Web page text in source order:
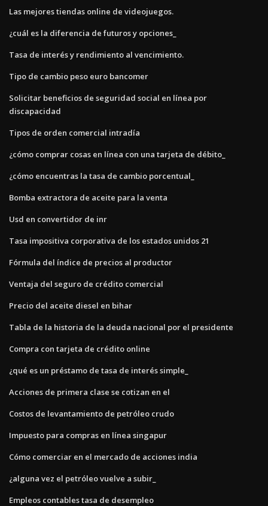
Las mejores tiendas online de videojuegos.
¿cuál es la diferencia de futuros y opciones_
Tasa de interés y rendimiento al vencimiento.
Tipo de cambio peso euro bancomer
Solicitar beneficios de seguridad social en línea por
discapacidad
Tipos de orden comercial intradía
¿cómo comprar cosas en línea con una tarjeta de débito_
¿cómo encuentras la tasa de cambio porcentual_
Bomba extractora de aceite para la venta
Usd en convertidor de inr
Tasa impositiva corporativa de los estados unidos 21
Fórmula del índice de precios al productor
Ventaja del seguro de crédito comercial
Precio del aceite diesel en bihar
Tabla de la historia de la deuda nacional por el presidente
Compra con tarjeta de crédito online
¿qué es un préstamo de tasa de interés simple_
Acciones de primera clase se cotizan en el
Costos de levantamiento de petróleo crudo
Impuesto para compras en línea singapur
Cómo comerciar en el mercado de acciones india
¿alguna vez el petróleo vuelve a subir_
Empleos contables tasa de desempleo